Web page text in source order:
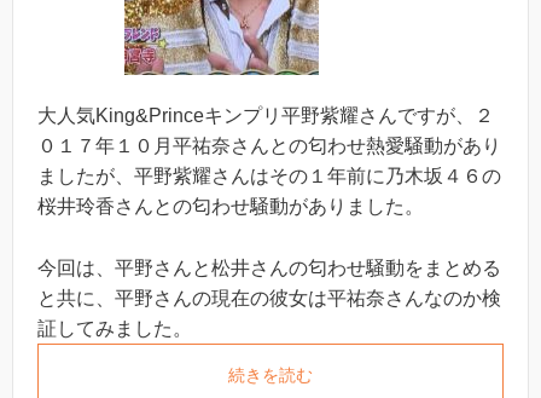
大人気King&Princeキンプリ平野紫耀さんですが、２
０１７年１０月平祐奈さんとの匂わせ熱愛騒動があり
ましたが、平野紫耀さんはその１年前に乃木坂４６の
桜井玲香さんとの匂わせ騒動がありました。
今回は、平野さんと松井さんの匂わせ騒動をまとめる
と共に、平野さんの現在の彼女は平祐奈さんなのか検
証してみました。
続きを読む